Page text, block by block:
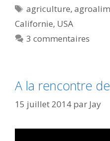
Étiquettes
agriculture,
Californie, USA
3 commentaires
A la rencontre
15 juillet 2014 par Jay